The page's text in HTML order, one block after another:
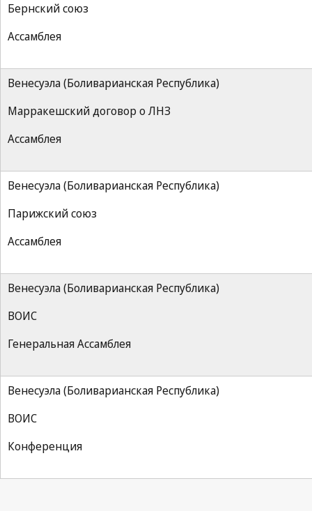
Бернский союз
Ассамблея
Венесуэла (Боливарианская Республика)
Марракешский договор о ЛНЗ
Ассамблея
Венесуэла (Боливарианская Республика)
Парижский союз
Ассамблея
Венесуэла (Боливарианская Республика)
ВОИС
Генеральная Ассамблея
Венесуэла (Боливарианская Республика)
ВОИС
Конференция